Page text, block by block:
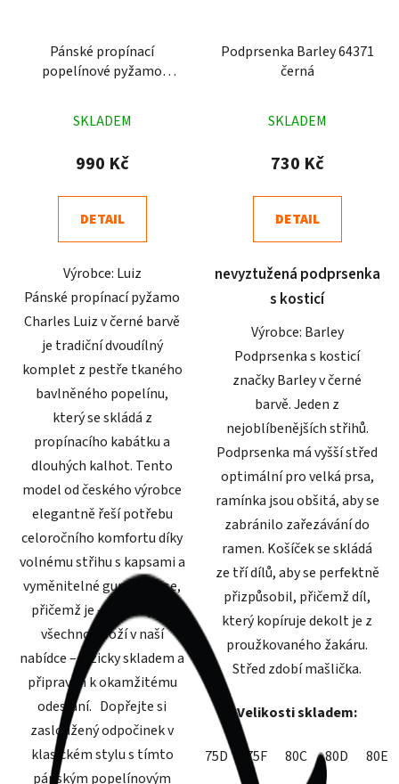
Pánské propínací
popelínové pyžamo
hodnocení
produktu
4,8
z
hvězdiček.
SKLADEM
990 Kč
DETAIL
Výrobce: Luiz
Pánské propínací pyžamo
Charles Luiz v černé barvě
je tradiční dvoudílný
komplet z pestře tkaného
bavlněného popelínu,
který se skládá z
propínacího kabátku a
dlouhých kalhot. Tento
model od českého výrobce
elegantně řeší potřebu
celoročního komfortu díky
volnému střihu s kapsami a
vyměnitelné gumě v pase,
přičemž je – stejně jako
všechno zboží v naší
nabídce – fyzicky skladem a
připraven k okamžitému
odeslání. Dopřejte si
zasloužený odpočinek v
klasickém stylu s tímto
pánským popelínovým
Podprsenka Barley 64371
černá
hodnocení
produktu
5,0
z
hvězdiček.
SKLADEM
730 Kč
DETAIL
nevyztužená podprsenka
s kosticí
Výrobce: Barley
Podprsenka s kosticí
značky Barley v černé
barvě. Jeden z
nejoblíbenějších střihů.
Podprsenka má vyšší střed
optimální pro velká prsa,
ramínka jsou obšitá, aby se
zabránilo zařezávání do
ramen. Košíček se skládá
ze tří dílů, aby se perfektně
přizpůsobil, přičemž díl,
který kopíruje dekolt je z
proužkovaného žakáru.
Střed zdobí mašlička.
Velikosti skladem:
75D 75F 80C 80D 80E